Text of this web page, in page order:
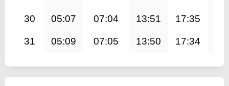
30 05:07 07:04 13:51 17:35
31 05:09 07:05 13:50 17:34